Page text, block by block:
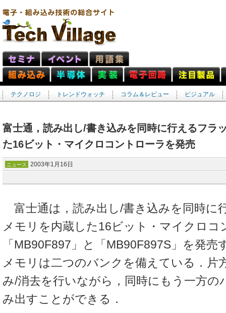
テクノロジ トレンドウォッチ コラム＆レビュー ビジュアル
富士通，読み出し/書き込みを同時に行えるフラ
た16ビット・マイクロコントローラを発売
ニュース 2003年1月16日
富士通は，読み出し/書き込みを同時に
メモリを内蔵した16ビット・マイクロコ
「MB90F897」と「MB90F897S」を発
メモリは二つのバンクを備えている．片
み/消去を行いながら，同時にもう一方の
み出すことができる．